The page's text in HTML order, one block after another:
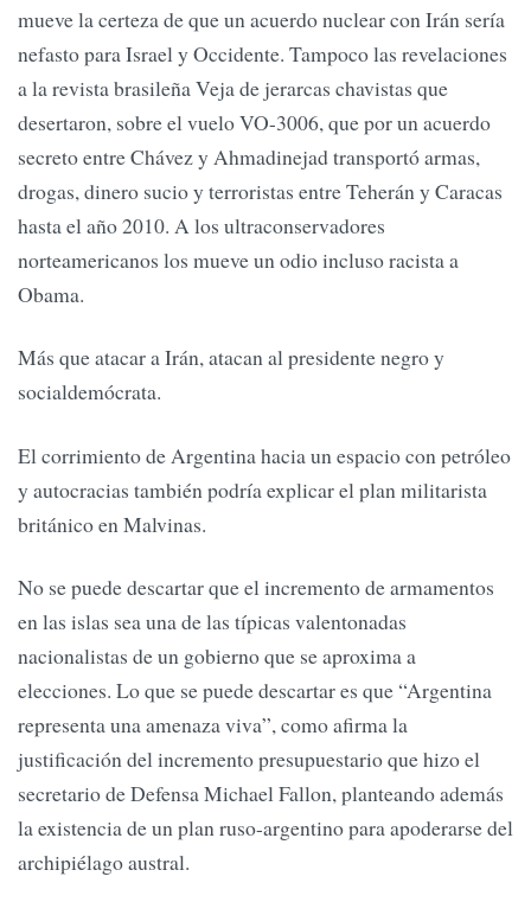
mueve la certeza de que un acuerdo nuclear con Irán sería
nefasto para Israel y Occidente. Tampoco las revelaciones
a la revista brasileña Veja de jerarcas chavistas que
desertaron, sobre el vuelo VO-3006, que por un acuerdo
secreto entre Chávez y Ahmadinejad transportó armas,
drogas, dinero sucio y terroristas entre Teherán y Caracas
hasta el año 2010. A los ultraconservadores
norteamericanos los mueve un odio incluso racista a
Obama.
Más que atacar a Irán, atacan al presidente negro y
socialdemócrata.
El corrimiento de Argentina hacia un espacio con petróleo
y autocracias también podría explicar el plan militarista
británico en Malvinas.
No se puede descartar que el incremento de armamentos
en las islas sea una de las típicas valentonadas
nacionalistas de un gobierno que se aproxima a
elecciones. Lo que se puede descartar es que “Argentina
representa una amenaza viva”, como afirma la
justificación del incremento presupuestario que hizo el
secretario de Defensa Michael Fallon, planteando además
la existencia de un plan ruso-argentino para apoderarse del
archipiélago austral.